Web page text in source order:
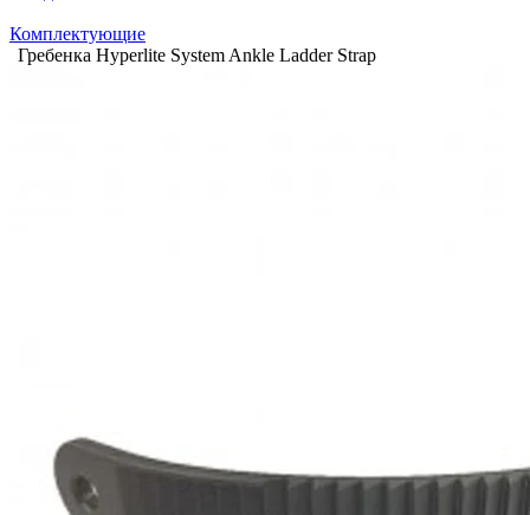
Комплектующие
Гребенка Hyperlite System Ankle Ladder Strap